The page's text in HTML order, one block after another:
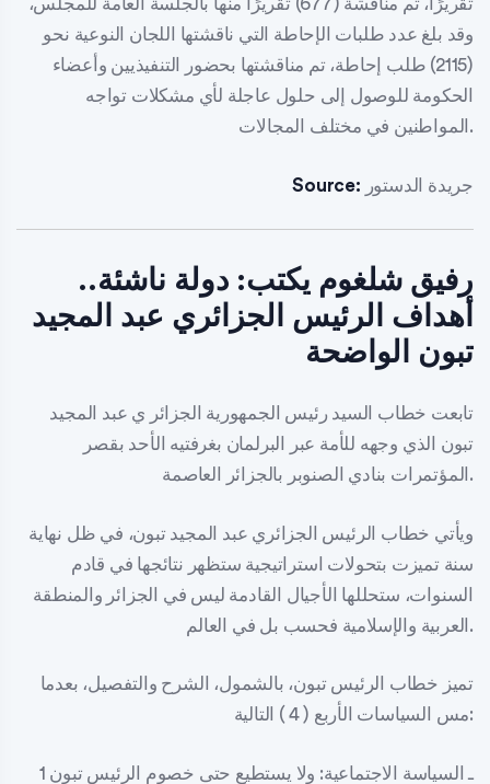
تقريرًا، تم مناقشة (677) تقريرًا منها بالجلسة العامة للمجلس،
وقد بلغ عدد طلبات الإحاطة التي ناقشتها اللجان النوعية نحو
(2115) طلب إحاطة، تم مناقشتها بحضور التنفيذيين وأعضاء
الحكومة للوصول إلى حلول عاجلة لأي مشكلات تواجه
المواطنين في مختلف المجالات.
Source: جريدة الدستور
رفيق شلغوم يكتب: دولة ناشئة..
أهداف الرئيس الجزائري عبد المجيد
تبون الواضحة
تابعت خطاب السيد رئيس الجمهورية الجزائر ي عبد المجيد
تبون الذي وجهه للأمة عبر البرلمان بغرفتيه الأحد بقصر
المؤتمرات بنادي الصنوبر بالجزائر العاصمة.
ويأتي خطاب الرئيس الجزائري عبد المجيد تبون، في ظل نهاية
سنة تميزت بتحولات استراتيجية ستظهر نتائجها في قادم
السنوات، ستحللها الأجيال القادمة ليس في الجزائر والمنطقة
العربية والإسلامية فحسب بل في العالم.
تميز خطاب الرئيس تبون، بالشمول، الشرح والتفصيل، بعدما
مس السياسات الأربع ( 4 ) التالية:
1 ـ السياسة الاجتماعية: ولا يستطيع حتى خصوم الرئيس تبون